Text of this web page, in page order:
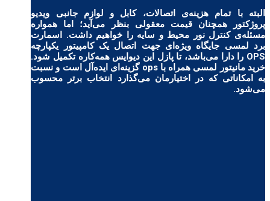
البته با تمام هزینه‌ی اتصالات، کابل و لوازم جانبی ویدیو
پروژکتور همچنان قیمت معقولی بنظر می‌آید؛ اما همواره
مسئله‌ی کنترل نور محیط و سایه را خواهیم داشت. اسمارت
برد لمسی جایگاه ویژه‌ای جهت اتصال یک کامپیتور یکپارچه
OPS را دارا می‌باشد، تا پازل این دیوایس همه‌کاره تکمیل شود.
خرید مانیتور لمسی همراه با ops گزینه‌ای ایده‌آل است و نسبت
به امکاناتی که در اختیارمان می‌گذارد انتخاب برتر محسوب
می‌شود.